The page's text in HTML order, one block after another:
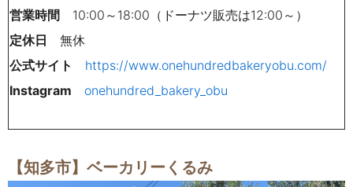
営業時間 10:00～18:00（ドーナツ販売は12:00～）
定休日 無休
公式サイト
https://www.onehundredbakeryobu.com/
Instagram
onehundred_bakery_obu
【知多市】ベーカリーくるみ